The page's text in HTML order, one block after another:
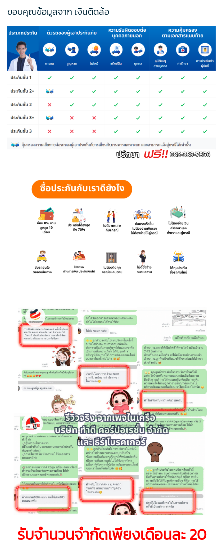
ขอบคุณข้อมูลจาก เงินติดล้อ
รับจำนวนจำกัดเพียงเดือนละ 20